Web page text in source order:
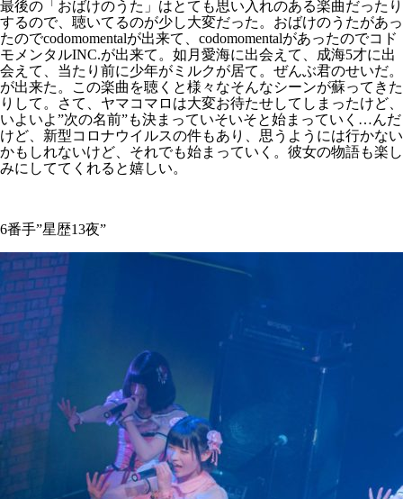
最後の「おばけのうた」はとても思い入れのある楽曲だったり
するので、聴いてるのが少し大変だった。おばけのうたがあっ
たのでcodomomentalが出来て、codomomentalがあったのでコド
モメンタルINC.が出来て。如月愛海に出会えて、成海5才に出
会えて、当たり前に少年がミルクが居て。ぜんぶ君のせいだ。
が出来た。この楽曲を聴くと様々なそんなシーンが蘇ってきた
りして。さて、ヤマコマロは大変お待たせしてしまったけど、
いよいよ”次の名前”も決まっていそいそと始まっていく…んだ
けど、新型コロナウイルスの件もあり、思うようには行かない
かもしれないけど、それでも始まっていく。彼女の物語も楽し
みにしててくれると嬉しい。
6番手”星歴13夜”